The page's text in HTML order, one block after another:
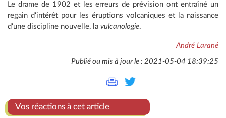
Le drame de 1902 et les erreurs de prévision ont entraîné un
regain d'intérêt pour les éruptions volcaniques et la naissance
d'une discipline nouvelle, la vulcanologie.
André Larané
Publié ou mis à jour le : 2021-05-04 18:39:25
Vos réactions à cet article